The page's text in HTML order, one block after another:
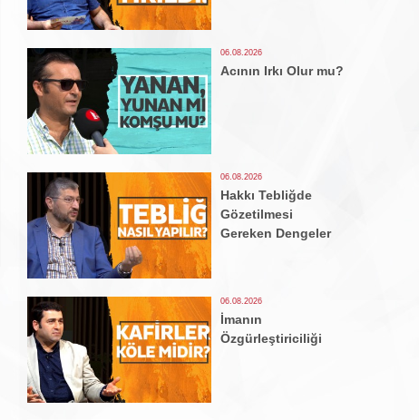
06.08.2026
Acının Irkı Olur mu?
06.08.2026
Hakkı Tebliğde
Gözetilmesi
Gereken Dengeler
06.08.2026
İmanın
Özgürleştiriciliği